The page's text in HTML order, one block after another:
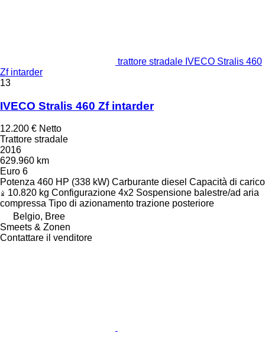
trattore stradale IVECO Stralis 460
Zf intarder
13
IVECO Stralis 460 Zf intarder
12.200 € Netto
Trattore stradale
2016
629.960 km
Euro 6
Potenza 460 HP (338 kW) Carburante diesel Capacità di carico
10.820 kg Configurazione 4x2 Sospensione balestre/ad aria
compressa Tipo di azionamento trazione posteriore
Belgio, Bree
Smeets & Zonen
Contattare il venditore